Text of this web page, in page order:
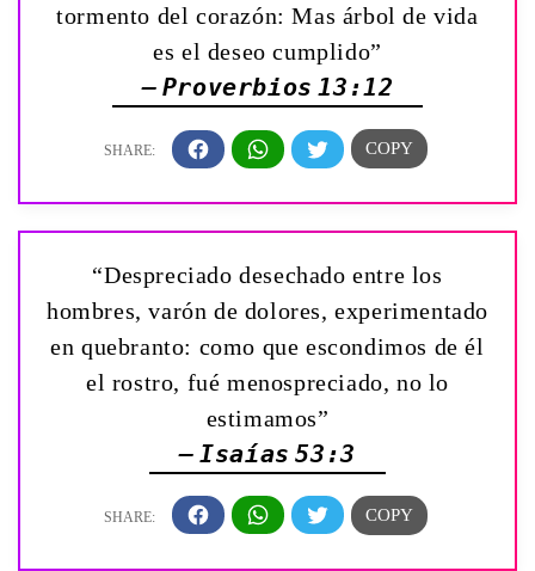
tormento del corazón: Mas árbol de vida
es el deseo cumplido”
— Proverbios 13:12
“Despreciado desechado entre los
hombres, varón de dolores, experimentado
en quebranto: como que escondimos de él
el rostro, fué menospreciado, no lo
estimamos”
— Isaías 53:3